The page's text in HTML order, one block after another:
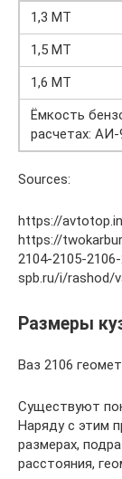
1,3 MT
1,5 MT
1,6 MT
Ёмкость
расчетах: АИ-
Sources:
https://
https://
2104-2105-
spb.ru/i/rashod/
Размеры
Ваз 2106
Существуют
Наряду с этим
размерах,
расстояния,